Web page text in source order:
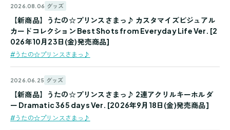
2026.08.06 グッズ
#うたの☆プリンスさまっ♪
【新商品】うたの☆プリンスさまっ♪ カスタマイズビジュアル
カードコレクション Best Shots from Everyday Life Ver. [2
026年10月23日(金)発売商品]
2026.06.25 グッズ
#うたの☆プリンスさまっ♪
【新商品】うたの☆プリンスさまっ♪ 2連アクリルキーホルダ
ー Dramatic 365 days Ver. [2026年9月18日(金)発売商品]